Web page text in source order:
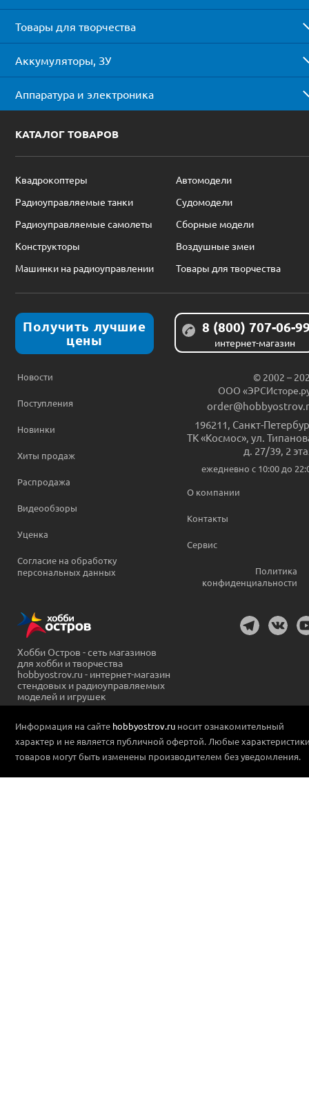
Товары для творчества
Аккумуляторы, ЗУ
Аппаратура и электроника
КАТАЛОГ ТОВАРОВ
Квадрокоптеры
Автомодели
Радиоуправляемые танки
Судомодели
Радиоуправляемые самолеты
Сборные модели
Конструкторы
Воздушные змеи
Машинки на радиоуправлении
Товары для творчества
Получить лучшие
цены
8 (800) 707-06-
интернет-магазин
Новости
Поступления
Новинки
Хиты продаж
Распродажа
Видеообзоры
Уценка
Согласие на обработку
персональных данных
© 2002 –
ООО
196211 Санкт-
ТК «Космос», ул.
д. 27/39, 2
ежедневно c 10:00 до
О компании
Контакты
Сервис
Политика
конфиденциальности
Хобби Остров - сеть магазинов
для хобби и творчества
hobbyostrov.ru - интернет-магазин
стендовых и радиоуправляемых
моделей и игрушек
Информация на сайте hobbyostrov.ru носит ознакомительный
характер и не является публичной офертой. Любые
товаров могут быть изменены производителем без уведомления.